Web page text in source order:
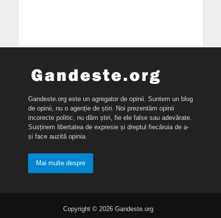
Gandeste.org este un agregator de opinii. Suntem un blog
de opinii, nu o agenție de știri. Noi prezentăm opinii
incorecte politic, nu dăm știri, fie ele false sau adevărate.
Susținem libertatea de expresie și dreptul fiecăruia de a-
și face auzită opinia.
Mai multe despre
Copyright © 2026 Gandeste.org